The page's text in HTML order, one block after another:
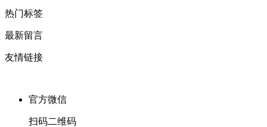
热门标签
最新留言
友情链接
官方微信
扫码二维码